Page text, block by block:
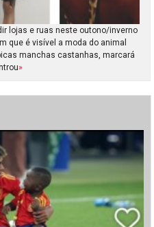
lojas e ruas neste outono/inverno
que é visível a moda do animal
manchas castanhas, marcará
»